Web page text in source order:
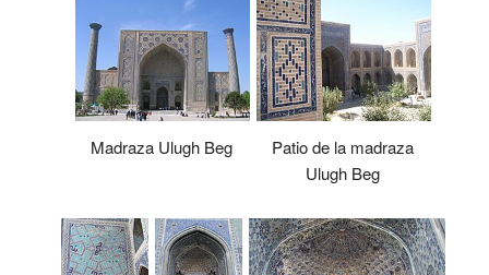
Madraza Ulugh Beg
Patio de la madraza
Ulugh Beg